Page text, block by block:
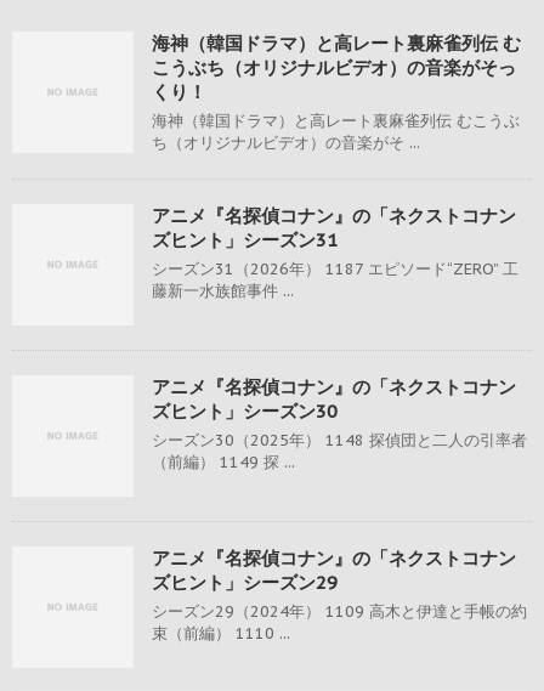
海神（韓国ドラマ）と高レート裏麻雀列伝 む
こうぶち（オリジナルビデオ）の音楽がそっ
くり！
海神（韓国ドラマ）と高レート裏麻雀列伝 むこうぶ
ち（オリジナルビデオ）の音楽がそ ...
アニメ『名探偵コナン』の「ネクストコナン
ズヒント」シーズン31
シーズン31（2026年） 1187 エピソード“ZERO” 工
藤新一水族館事件 ...
アニメ『名探偵コナン』の「ネクストコナン
ズヒント」シーズン30
シーズン30（2025年） 1148 探偵団と二人の引率者
（前編） 1149 探 ...
アニメ『名探偵コナン』の「ネクストコナン
ズヒント」シーズン29
シーズン29（2024年） 1109 高木と伊達と手帳の約
束（前編） 1110 ...